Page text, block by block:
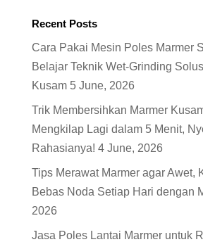
Recent Posts
Cara Pakai Mesin Poles Marmer
Belajar Teknik Wet-Grinding
Kusam 5 June, 2026
Trik Membersihkan Marmer
Mengkilap Lagi dalam 5 Menit,
Rahasianya! 4 June, 2026
Tips Merawat Marmer agar Awet,
Bebas Noda Setiap Hari dengan
2026
Jasa Poles Lantai Marmer untuk